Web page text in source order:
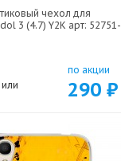
чехол для
3 (4.7) Y2K арт: 52751-
или
по акции
290 ₽